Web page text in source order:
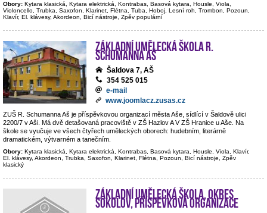
Obory: Kytara klasická, Kytara elektrická, Kontrabas, Basová kytara, Housle, Viola,
Violoncello, Trubka, Saxofon, Klarinet, Flétna, Tuba, Hoboj, Lesní roh, Trombon, Pozoun,
Klavír, El. klávesy, Akordeon, Bicí nástroje, Zpěv populární
Základní umělecká škola R.
Schumanna Aš
Šaldova 7, AŠ
354 525 015
e-mail
www.joomlacz.zusas.cz
ZUŠ R. Schumanna Aš je příspěvkovou organizací města Aše, sídlící v Šaldově ulici
2200/7 v Aši. Má dvě detašovaná pracoviště v ZŠ Hazlov A V ZŠ Hranice u Aše. Na
škole se vyučuje ve všech čtyřech uměleckých oborech: hudebním, literárně
dramatickém, výtvarném a tanečním.
Obory: Kytara klasická, Kytara elektrická, Kontrabas, Basová kytara, Housle, Viola, Klavír,
El. klávesy, Akordeon, Trubka, Saxofon, Klarinet, Flétna, Pozoun, Bicí nástroje, Zpěv
klasický
Základní umělecká škola, okres
Sokolov, příspěvková organizace